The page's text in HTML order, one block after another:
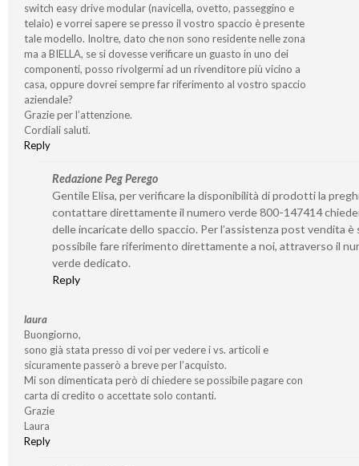
switch easy drive modular (navicella, ovetto, passeggino e
telaio) e vorrei sapere se presso il vostro spaccio è presente
tale modello. Inoltre, dato che non sono residente nelle zona
ma a BIELLA, se si dovesse verificare un guasto in uno dei
componenti, posso rivolgermi ad un rivenditore più vicino a
casa, oppure dovrei sempre far riferimento al vostro spaccio
aziendale?
Grazie per l’attenzione.
Cordiali saluti.
Reply
Redazione Peg Perego
Gentile Elisa, per verificare la disponibilità di prodotti la
contattare direttamente il numero verde 800-147414
delle incaricate dello spaccio. Per l’assistenza post vendita è
possibile fare riferimento direttamente a noi, attraverso il
verde dedicato.
Reply
laura
Buongiorno,
sono già stata presso di voi per vedere i vs. articoli e
sicuramente passerò a breve per l’acquisto.
Mi son dimenticata però di chiedere se possibile pagare con
carta di credito o accettate solo contanti.
Grazie
Laura
Reply